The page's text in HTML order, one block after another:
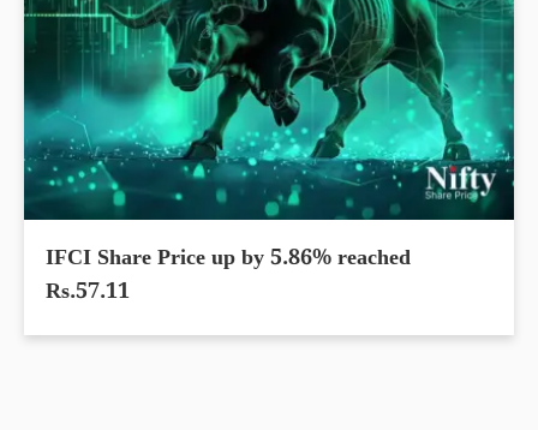
IFCI Share Price up by 5.86% reached
Rs.57.11